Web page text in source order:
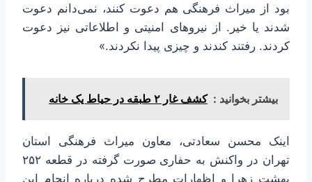
بود از میراث فرهنگی هم دعوت کنند، نمی‌دانم دعوت
شدند یا خیر. از نیروهای امنیتی و اطلاعاتی نیز دعوت
کردند. رفتند کندند و چیزی پیدا نکردند.»
بیشتر بخوانید : کشف غار ۲ طبقه در حیاط یک خانه‌
اینک محسن سعادتی، معاون میراث فرهنگی استان
تهران در واکنش به حفاری صورت گرفته در قطعه ۲۵۲
بهشت زهرا و اظهارات مطرح شده درباره انجام این